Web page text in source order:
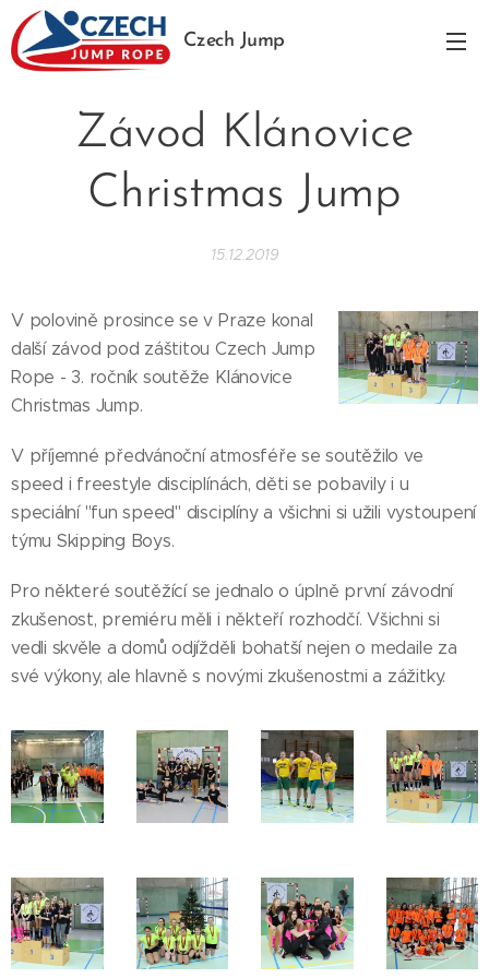
Czech Jump
Závod Klánovice
Christmas Jump
15.12.2019
V polovině prosince se v Praze konal
další závod pod záštitou Czech Jump
Rope - 3. ročník soutěže Klánovice
Christmas Jump.
V příjemné předvánoční atmosféře se soutěžilo ve
speed i freestyle disciplínách, děti se pobavily i u
speciální "fun speed" disciplíny a všichni si užili vystoupení
týmu Skipping Boys.
Pro některé soutěžící se jednalo o úplně první závodní
zkušenost, premiéru měli i někteří rozhodčí. Všichni si
vedli skvěle a domů odjížděli bohatší nejen o medaile za
své výkony, ale hlavně s novými zkušenostmi a zážitky.